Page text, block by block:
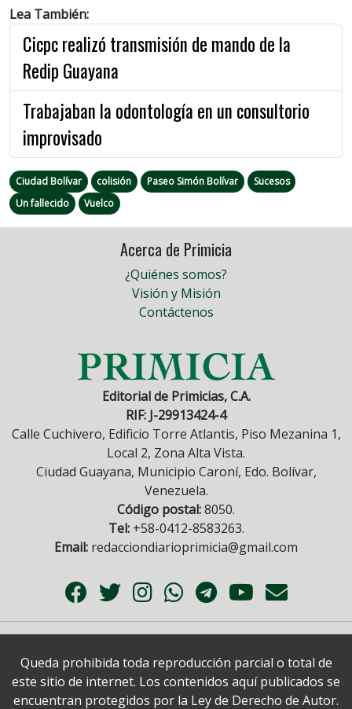
Lea También:
Cicpc realizó transmisión de mando de la
Redip Guayana
Trabajaban la odontología en un consultorio
improvisado
Ciudad Bolívar colisión Paseo Simón Bolívar
Sucesos
Un fallecido
Vuelco
Acerca de Primicia
¿Quiénes somos?
Visión y Misión
Contáctenos
Editorial de Primicias, C.A.
RIF: J-29913424-4
Calle Cuchivero, Edificio Torre Atlantis, Piso Mezanina 1,
Local 2, Zona Alta Vista.
Ciudad Guayana, Municipio Caroní, Edo. Bolívar,
Venezuela.
Código postal:8050.
Tel:+58-0412-8583263.
Email: redacciondiarioprimicia@gmail.com
Queda prohibida toda reproducción parcial o total de
este sitio de internet. Los contenidos aquí publicados se
encuentran protegidos por la Ley de Derecho de Autor.